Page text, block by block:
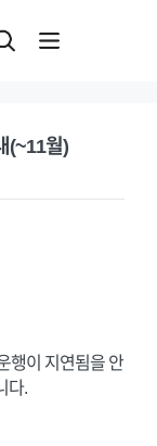
(~11월)
행이 지연됨을 안
다.